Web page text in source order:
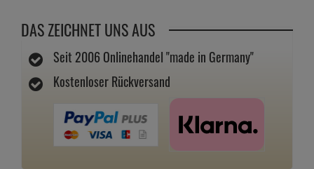
DAS ZEICHNET UNS AUS
Seit 2006 Onlinehandel "made in Germany"
Kostenloser Rückversand